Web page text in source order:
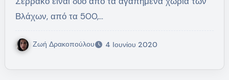
Βλάχων, από τα 500,…
Ζωή Δρακοπούλου 4 Ιουνίου 2020